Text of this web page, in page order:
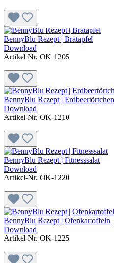
BennyBlu Rezept | Bratapfel
Download
Artikel-Nr. OK-1205
BennyBlu Rezept | Erdbeertörtchen
Download
Artikel-Nr. OK-1210
BennyBlu Rezept | Fitnesssalat
Download
Artikel-Nr. OK-1220
BennyBlu Rezept | Ofenkartoffeln
Download
Artikel-Nr. OK-1225